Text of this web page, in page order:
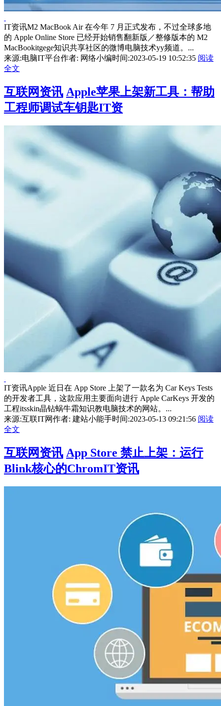
IT资讯M2 MacBook Air 在今年 7 月正式发布，不过全球多地
的 Apple Online Store 已经开始销售翻新版／整修版本的 M2
MacBookitgege知识共享社区的微博电脑技术yy频道。...
来源:电脑IT平台作者: 网络小编时间:2023-05-19 10:52:35 阅读
全文
互联网资讯 Apple苹果上架新工具：帮助
工程师调试车钥匙IT资
IT资讯Apple 近日在 App Store 上架了一款名为 Car Keys Tests
的开发者工具，这款应用主要面向进行 Apple CarKeys 开发的
工程itsskin晶钻蜗牛霜知识教电脑技术的网站。...
来源:互联IT网作者: 建站小能手时间:2023-05-13 09:21:56 阅读
全文
互联网资讯 App Store 禁止上架：运行
Blink核心的ChromIT资讯